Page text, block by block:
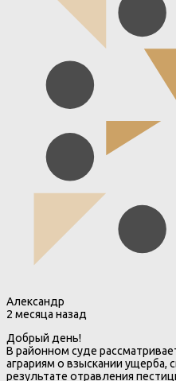
Александр
2 месяца назад
Добрый день!
В районном суде
аграриям о взыскании ущерба,
результате отравления